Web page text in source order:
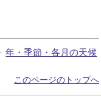
年・季節・各月の天候
このページのトップへ